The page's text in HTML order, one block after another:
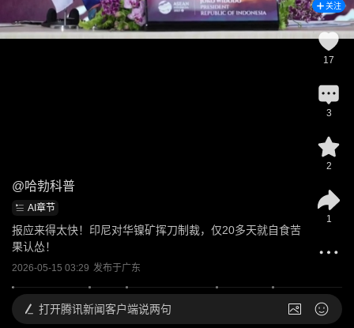
@哈勃科普
AI章节
报应来得太快！印尼对华镍矿挥刀制裁，仅20多天就自食苦
果认怂！
2026-05-15 03:29 发布于广东
关注
17
3
2
1
打开腾讯新闻客户端说两句